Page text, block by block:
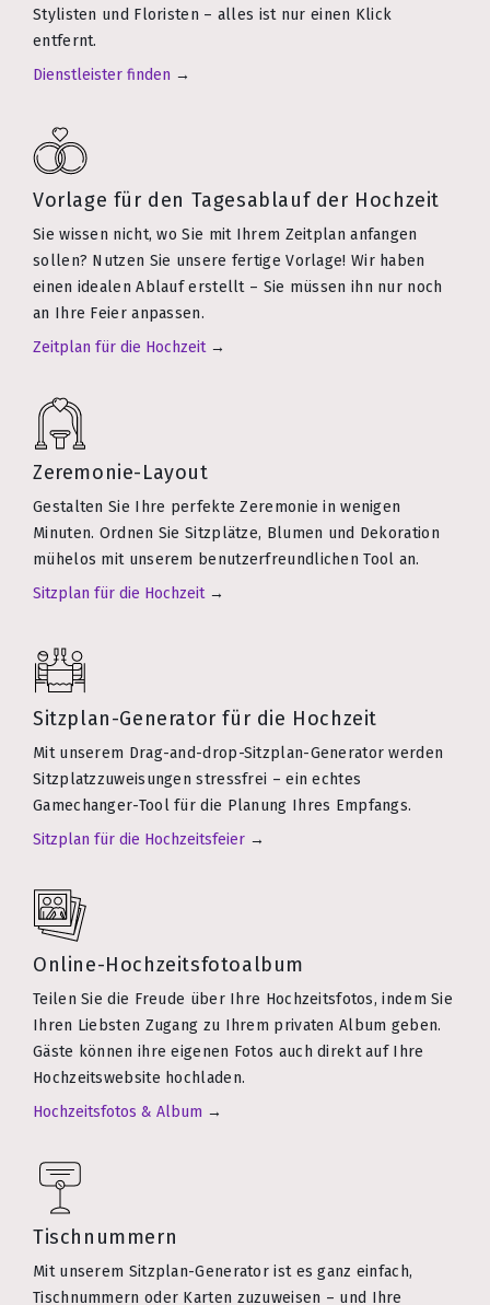
Stylisten und Floristen – alles ist nur einen Klick
entfernt.
Dienstleister finden →
Vorlage für den Tagesablauf der Hochzeit
Sie wissen nicht, wo Sie mit Ihrem Zeitplan anfangen
sollen? Nutzen Sie unsere fertige Vorlage! Wir haben
einen idealen Ablauf erstellt – Sie müssen ihn nur noch
an Ihre Feier anpassen.
Zeitplan für die Hochzeit →
Zeremonie-Layout
Gestalten Sie Ihre perfekte Zeremonie in wenigen
Minuten. Ordnen Sie Sitzplätze, Blumen und Dekoration
mühelos mit unserem benutzerfreundlichen Tool an.
Sitzplan für die Hochzeit →
Sitzplan-Generator für die Hochzeit
Mit unserem Drag-and-drop-Sitzplan-Generator werden
Sitzplatzzuweisungen stressfrei – ein echtes
Gamechanger-Tool für die Planung Ihres Empfangs.
Sitzplan für die Hochzeitsfeier →
Online-Hochzeitsfotoalbum
Teilen Sie die Freude über Ihre Hochzeitsfotos, indem Sie
Ihren Liebsten Zugang zu Ihrem privaten Album geben.
Gäste können ihre eigenen Fotos auch direkt auf Ihre
Hochzeitswebsite hochladen.
Hochzeitsfotos & Album →
Tischnummern
Mit unserem Sitzplan-Generator ist es ganz einfach,
Tischnummern oder Karten zuzuweisen – und Ihre